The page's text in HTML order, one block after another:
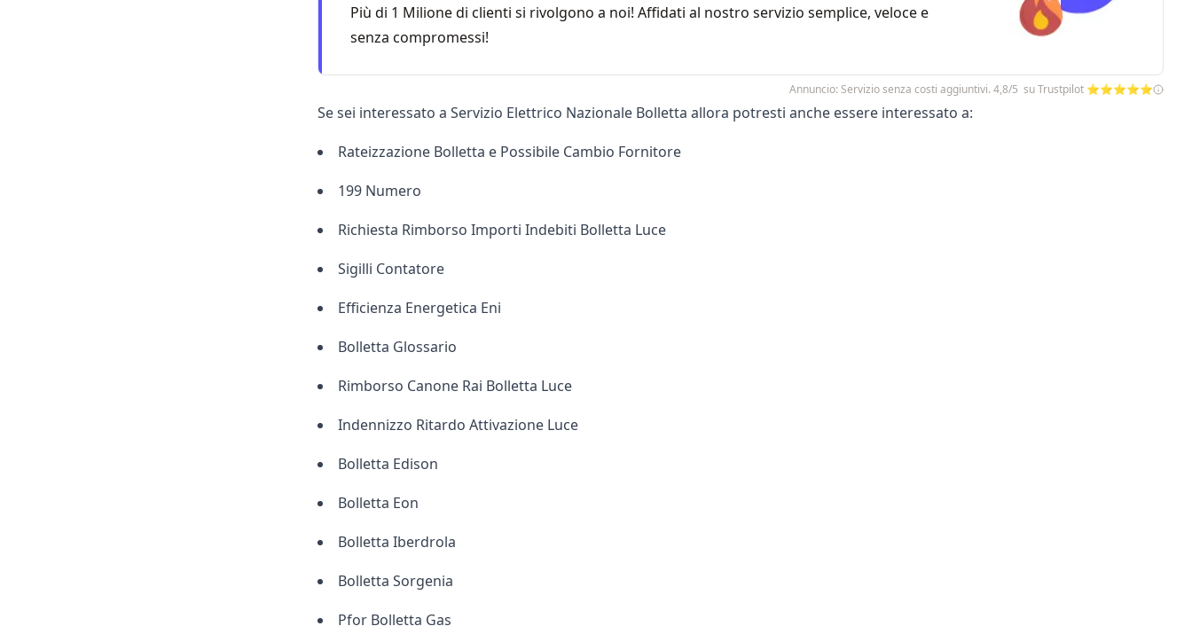
Più di 1 Milione di clienti si rivolgono a noi! Affidati al nostro servizio semplice, veloce e
senza compromessi!
Annuncio: Servizio senza costi aggiuntivi. 4,8/5 su Trustpilot ⭐⭐⭐⭐⭐
Se sei interessato a Servizio Elettrico Nazionale Bolletta allora potresti anche essere interessato a:
Rateizzazione Bolletta e Possibile Cambio Fornitore
199 Numero
Richiesta Rimborso Importi Indebiti Bolletta Luce
Sigilli Contatore
Efficienza Energetica Eni
Bolletta Glossario
Rimborso Canone Rai Bolletta Luce
Indennizzo Ritardo Attivazione Luce
Bolletta Edison
Bolletta Eon
Bolletta Iberdrola
Bolletta Sorgenia
Pfor Bolletta Gas